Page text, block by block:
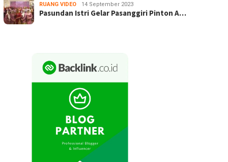
RUANG VIDEO 14 September 2023
Pasundan Istri Gelar Pasanggiri Pinton A…